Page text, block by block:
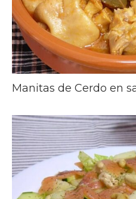
Manitas de Cerdo en